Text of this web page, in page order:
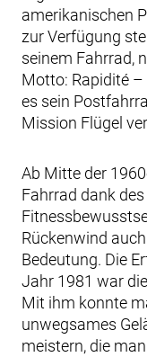
amerikanischen
zur Verfügung
seinem Fahrrad,
Motto: Rapidité
es sein
Mission Flügel
Ab Mitte der
Fahrrad dank
Rückenwind
Bedeutung. Die
Jahr 1981 war
Mit ihm konnte
unwegsames
meistern, die